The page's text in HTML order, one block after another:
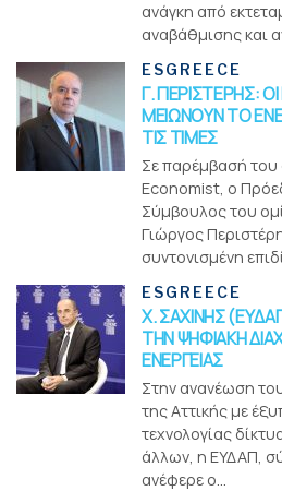
ανάγκη από
αναβάθμισης και
ESGREECE
Γ. ΠΕΡΙΣΤΕΡΗΣ:
ΜΕΙΩΝΟΥΝ ΤΟ
ΤΙΣ ΤΙΜΕΣ
Σε παρέμβασή του
Economist, ο
Σύμβουλος του
Γιώργος
συντονισμένη
ESGREECE
Χ. ΣΑΧΙΝΗΣ
ΤΗΝ ΨΗΦΙΑΚΗ
ΕΝΕΡΓΕΙΑΣ
Στην ανανέωση
της Αττικής με
τεχνολογίας
άλλων, η ΕΥΔΑΠ,
ανέφερε ο...